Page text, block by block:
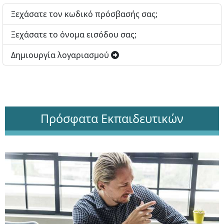
Ξεχάσατε τον κωδικό πρόσβασής σας;
Ξεχάσατε το όνομα εισόδου σας;
Δημιουργία λογαριασμού
Πρόσφατα Εκπαιδευτικών